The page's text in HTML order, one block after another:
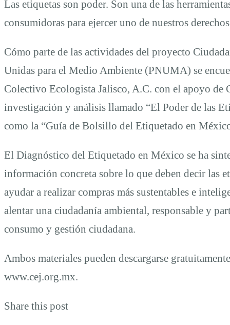
Las etiquetas son poder. Son una de las
consumidoras para ejercer uno de nuestros
Cómo parte de las actividades del proyecto
Unidas para el Medio Ambiente (PNUMA) se
Colectivo Ecologista Jalisco, A.C. con el apoyo de
investigación y análisis llamado “El Poder de las
como la “Guía de Bolsillo del Etiquetado en
El Diagnóstico del Etiquetado en México se ha
información concreta sobre lo que deben decir las
ayudar a realizar compras más sustentables e
alentar una ciudadanía ambiental, responsable y
consumo y gestión ciudadana.
Ambos materiales pueden descargarse
www.cej.org.mx.
Share this post